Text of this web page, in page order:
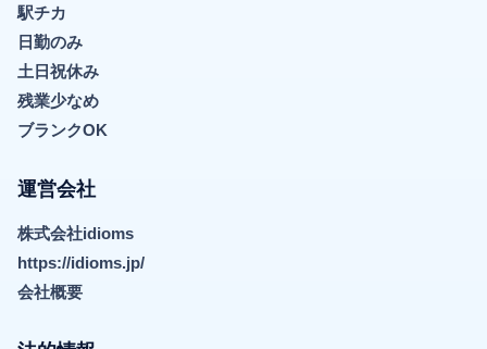
駅チカ
日勤のみ
土日祝休み
残業少なめ
ブランクOK
運営会社
株式会社idioms
https://idioms.jp/
会社概要